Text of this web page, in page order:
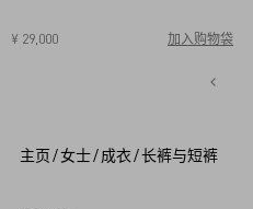
¥ 29,000 加入购物袋
主页/女士/成衣/长裤与短裤